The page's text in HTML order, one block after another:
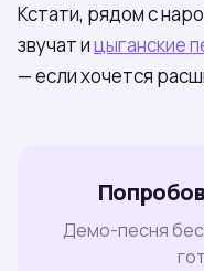
Кстати, рядом с
звучат ицыганские
— если хочется
Демо-песня